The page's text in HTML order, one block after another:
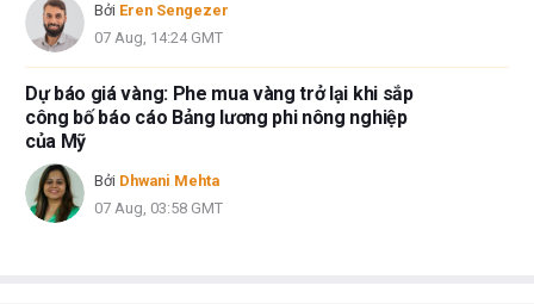
Bởi Eren Sengezer
07 Aug, 14:24 GMT
Dự báo giá vàng: Phe mua vàng trở lại khi sắp
công bố báo cáo Bảng lương phi nông nghiệp
của Mỹ
Bởi Dhwani Mehta
07 Aug, 03:58 GMT